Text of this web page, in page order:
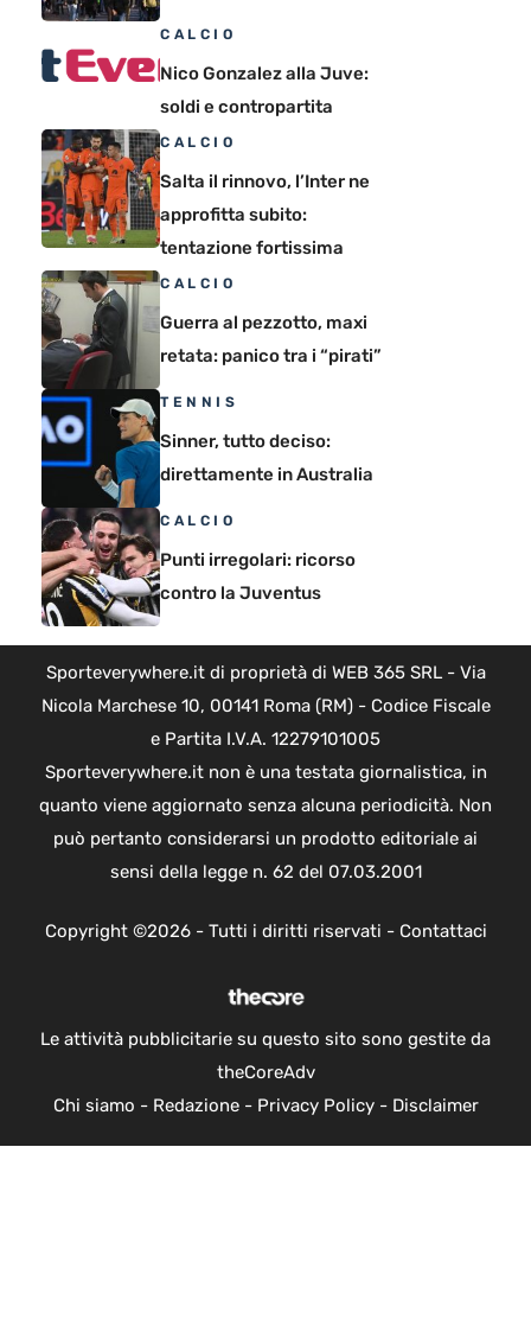
CALCIO
Nico Gonzalez alla Juve:
soldi e contropartita
CALCIO
Salta il rinnovo, l’Inter ne
approfitta subito:
tentazione fortissima
CALCIO
Guerra al pezzotto, maxi
retata: panico tra i “pirati”
TENNIS
Sinner, tutto deciso:
direttamente in Australia
CALCIO
Punti irregolari: ricorso
contro la Juventus
Sporteverywhere.it di proprietà di WEB 365 SRL - Via
Nicola Marchese 10, 00141 Roma (RM) - Codice Fiscale
e Partita I.V.A. 12279101005
Sporteverywhere.it non è una testata giornalistica, in
quanto viene aggiornato senza alcuna periodicità. Non
può pertanto considerarsi un prodotto editoriale ai
sensi della legge n. 62 del 07.03.2001
Copyright ©2026 - Tutti i diritti riservati - Contattaci
Le attività pubblicitarie su questo sito sono gestite da
theCoreAdv
Chi siamo - Redazione- Privacy Policy- Disclaimer